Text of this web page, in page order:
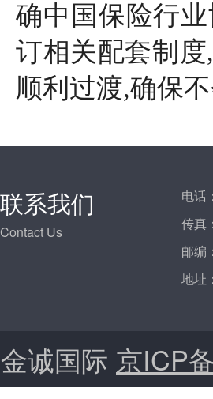
确中国保险行
订相关配套制度,
顺利过渡,确保
联系我们
Contact Us
电话：
传真：
邮编：
地址：
金诚国际 京ICP